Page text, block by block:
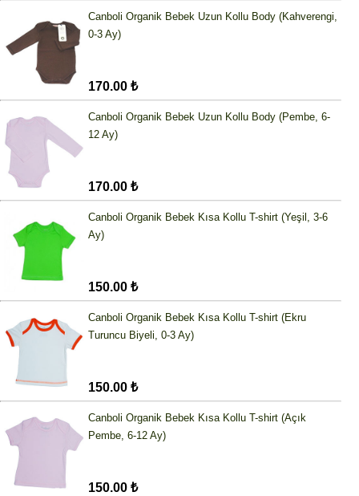
Canboli Organik Bebek Uzun Kollu Body (Kahverengi,
0-3 Ay)
170.00 ₺
Canboli Organik Bebek Uzun Kollu Body (Pembe, 6-
12 Ay)
170.00 ₺
Canboli Organik Bebek Kısa Kollu T-shirt (Yeşil, 3-6
Ay)
150.00 ₺
Canboli Organik Bebek Kısa Kollu T-shirt (Ekru
Turuncu Biyeli, 0-3 Ay)
150.00 ₺
Canboli Organik Bebek Kısa Kollu T-shirt (Açık
Pembe, 6-12 Ay)
150.00 ₺